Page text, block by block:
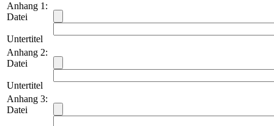
Anhang 1:
Datei
Untertitel
Anhang 2:
Datei
Untertitel
Anhang 3:
Datei